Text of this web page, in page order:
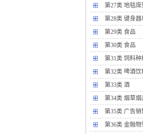
第27类 地毯席
第28类 键身器
第29类 食品
第30类 食品
第31类 饲料种
第32类 啤酒饮
第33类 酒
第34类 烟草烟
第35类 广告销
第36类 金融物